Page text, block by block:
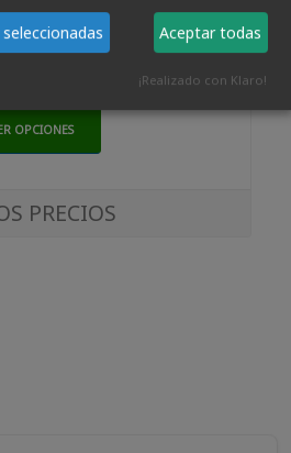
Ecologico En Gel.
OPCIONES
PRECIOS
Aceptar todas
¡Realizado con Klaro!